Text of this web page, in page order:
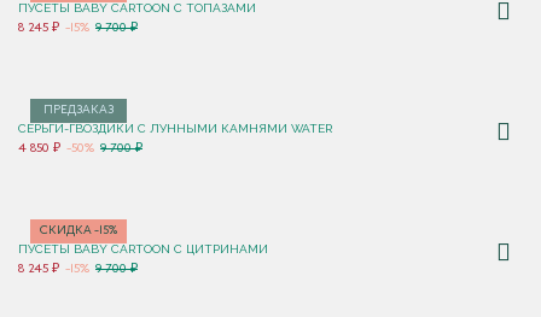
ПУСЕТЫ BABY CARTOON С ТОПАЗАМИ
8 245 ₽ -15% 9 700 ₽
ПРЕДЗАКАЗ
СЕРЬГИ-ГВОЗДИКИ С ЛУННЫМИ КАМНЯМИ WATER
4 850 ₽ -50% 9 700 ₽
СКИДКА -15%
ПУСЕТЫ BABY CARTOON С ЦИТРИНАМИ
8 245 ₽ -15% 9 700 ₽